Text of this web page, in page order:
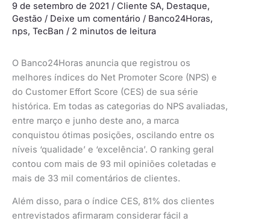
9 de setembro de 2021 / Cliente SA, Destaque,
Gestão / Deixe um comentário / Banco24Horas,
nps, TecBan / 2 minutos de leitura
O Banco24Horas anuncia que registrou os
melhores índices do Net Promoter Score (NPS) e
do Customer Effort Score (CES) de sua série
histórica. Em todas as categorias do NPS avaliadas,
entre março e junho deste ano, a marca
conquistou ótimas posições, oscilando entre os
níveis ‘qualidade’ e ‘excelência’. O ranking geral
contou com mais de 93 mil opiniões coletadas e
mais de 33 mil comentários de clientes.
Além disso, para o índice CES, 81% dos clientes
entrevistados afirmaram considerar fácil a